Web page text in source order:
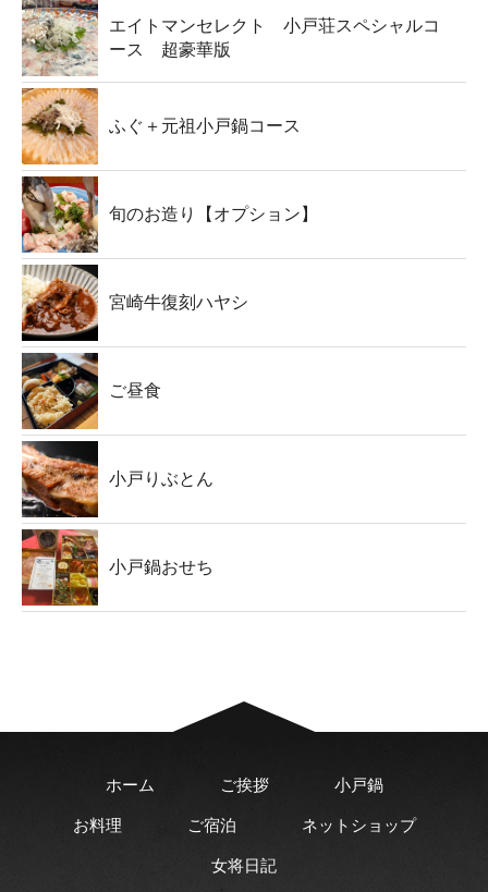
エイトマンセレクト 小戸荘スペシャルコ
ース 超豪華版
ふぐ＋元祖小戸鍋コース
旬のお造り【オプション】
宮崎牛復刻ハヤシ
ご昼食
小戸りぶとん
小戸鍋おせち
ホーム ご挨拶 小戸鍋
お料理 ご宿泊 ネットショップ
女将日記